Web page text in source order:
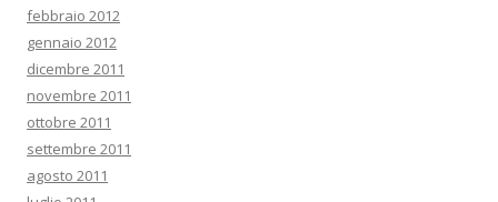
febbraio 2012
gennaio 2012
dicembre 2011
novembre 2011
ottobre 2011
settembre 2011
agosto 2011